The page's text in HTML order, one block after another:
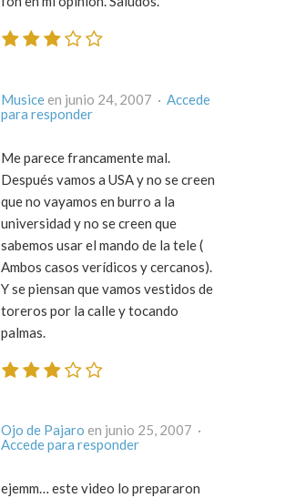
Musice en junio 24, 2007 · Accede
para responder
Me parece francamente mal.
Después vamos a USA y no se creen
que no vayamos en burro a la
universidad y no se creen que
sabemos usar el mando de la tele (
Ambos casos verídicos y cercanos).
Y se piensan que vamos vestidos de
toreros por la calle y tocando
palmas.
Ojo de Pajaro
en junio 25, 2007 ·
Accede para responder
ejemm… este video lo prepararon